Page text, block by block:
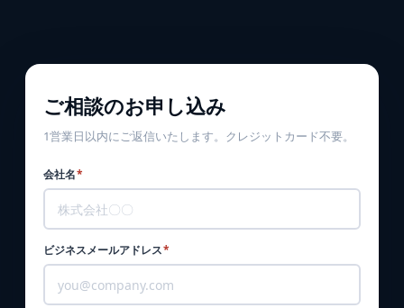
ご相談のお申し込み
1営業日以内にご返信いたします。クレジットカード不要。
会社名*
ビジネスメールアドレス*